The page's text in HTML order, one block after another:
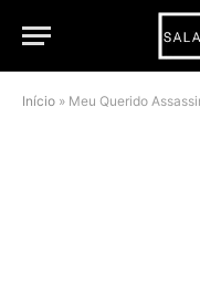
Início » Meu Querido Assassino: